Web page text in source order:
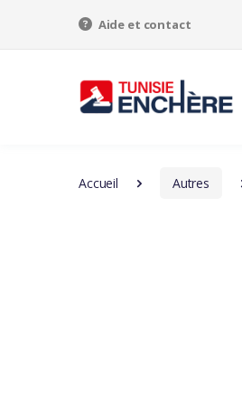
Aide et contact
Accueil Autres